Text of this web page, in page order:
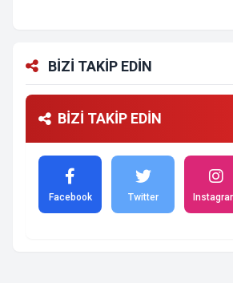
BİZİ TAKİP EDİN
BİZİ TAKİP EDİN
Facebook Twitter